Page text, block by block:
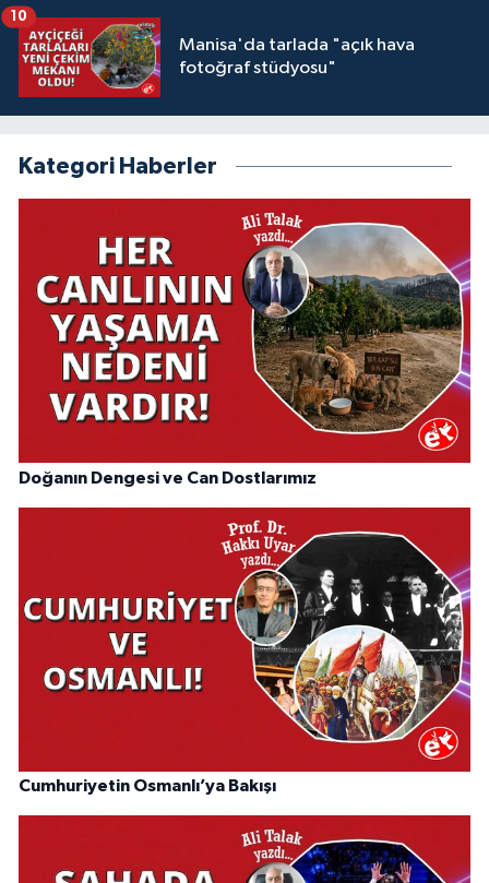
Manisa'da tarlada "açık hava
fotoğraf stüdyosu"
10
Kategori Haberler
Doğanın Dengesi ve Can Dostlarımız
Cumhuriyetin Osmanlı’ya Bakışı